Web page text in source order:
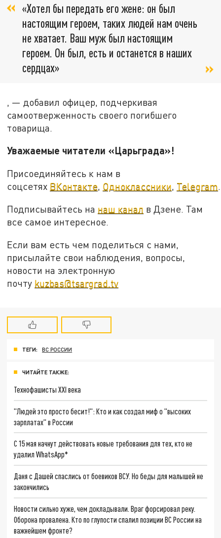
«Хотел бы передать его жене: он был
настоящим героем, таких людей нам очень
не хватает. Ваш муж был настоящим
героем. Он был, есть и останется в наших
сердцах»
, — добавил офицер, подчеркивая
самоотверженность своего погибшего
товарища.
Уважаемые читатели «Царьграда»!
Присоединяйтесь к нам в
соцсетях ВКонтакте, Одноклассники, Telegram.
Подписывайтесь на наш канал в Дзене. Там
все самое интересное.
Если вам есть чем поделиться с нами,
присылайте свои наблюдения, вопросы,
новости на электронную
почту kuzbas@tsargrad.tv
ТЕГИ: ВС РОССИИ
ЧИТАЙТЕ ТАКЖЕ:
Технофашисты XXI века
"Людей это просто бесит!": Кто и как создал миф о "высоких
зарплатах" в России
С 15 мая начнут действовать новые требования для тех, кто не
удалил WhatsApp*
Даня с Дашей спаслись от боевиков ВСУ. Но беды для малышей не
закончились
Новости сильно хуже, чем докладывали. Враг форсировал реку.
Оборона провалена. Кто по глупости спалил позиции ВС России на
важнейшем фронте?